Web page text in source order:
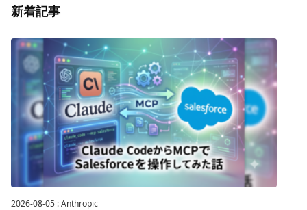
新着記事
2026-08-05 :Anthropic